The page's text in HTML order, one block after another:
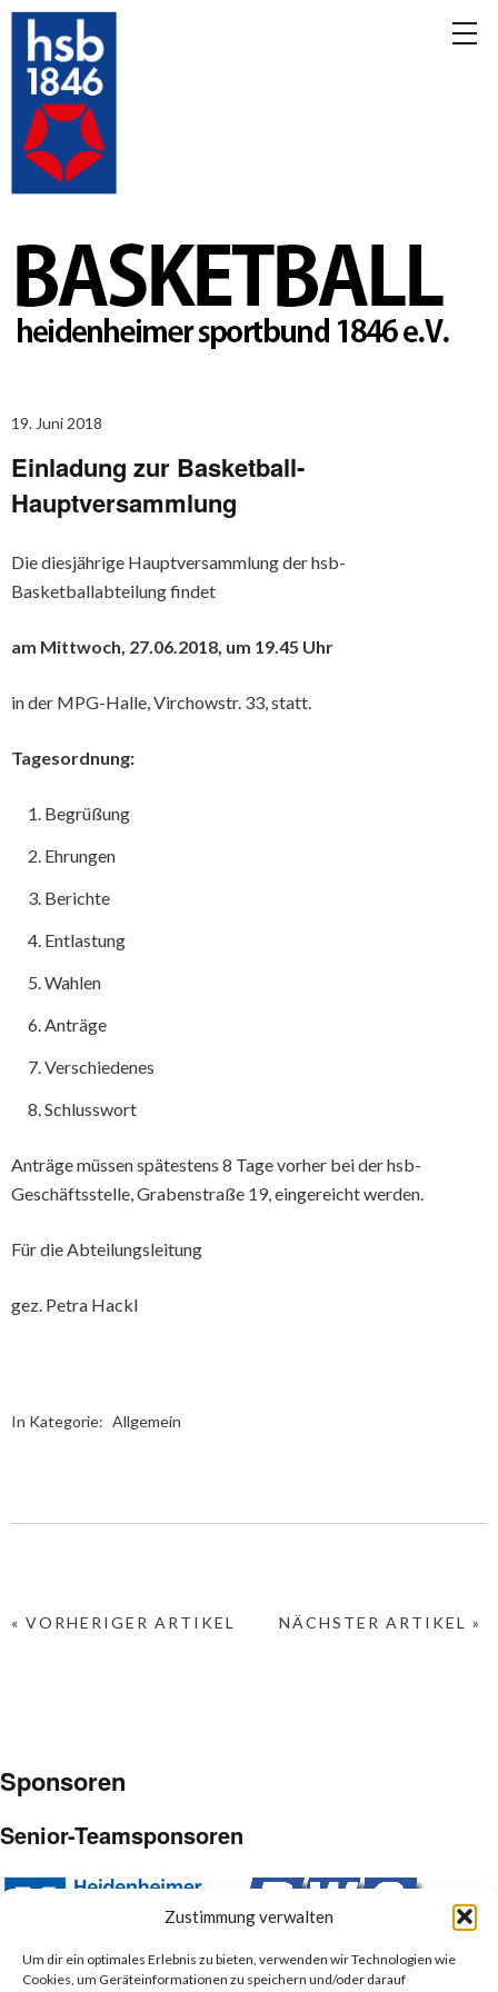
Zustimmung verwalten
Um dir ein optimales Erlebnis zu bieten, verwenden wir Technologien wie
Cookies, um Geräteinformationen zu speichern und/oder darauf
19. Juni 2018
Einladung zur Basketball-
Hauptversammlung
Die diesjährige Hauptversammlung der hsb-
Basketballabteilung findet
am Mittwoch, 27.06.2018, um 19.45 Uhr
in der MPG-Halle, Virchowstr. 33, statt.
Tagesordnung:
Begrüßung
Ehrungen
Berichte
Entlastung
Wahlen
Anträge
Verschiedenes
Schlusswort
Anträge müssen spätestens 8 Tage vorher bei der hsb-
Geschäftsstelle, Grabenstraße 19, eingereicht werden.
Für die Abteilungsleitung
gez. Petra Hackl
In Kategorie: Allgemein
NÄCHSTER ARTIKEL »
« VORHERIGER ARTIKEL
Sponsoren
Senior-Teamsponsoren